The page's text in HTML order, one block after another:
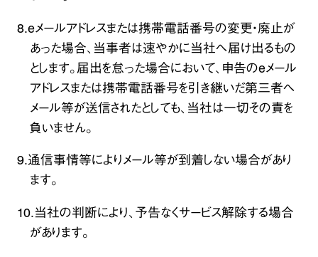
8.eメールアドレスまたは携帯電話番号の変更・廃止が
あった場合、当事者は速やかに当社へ届け出るもの
とします。届出を怠った場合において、申告のeメール
アドレスまたは携帯電話番号を引き継いだ第三者へ
メール等が送信されたとしても、当社は一切その責を
負いません。
9.通信事情等によりメール等が到着しない場合があり
ます。
10.当社の判断により、予告なくサービス解除する場合
があります。